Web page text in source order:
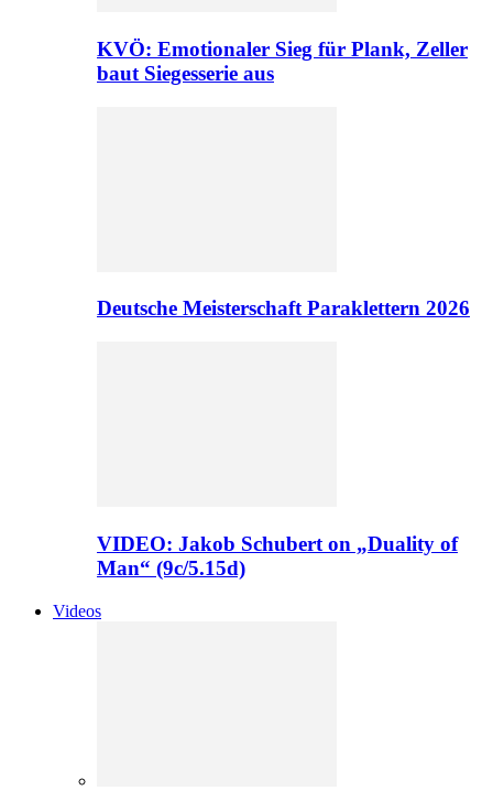
KVÖ: Emotionaler Sieg für Plank, Zeller
baut Siegesserie aus
Deutsche Meisterschaft Paraklettern 2026
VIDEO: Jakob Schubert on „Duality of
Man“ (9c/5.15d)
Videos